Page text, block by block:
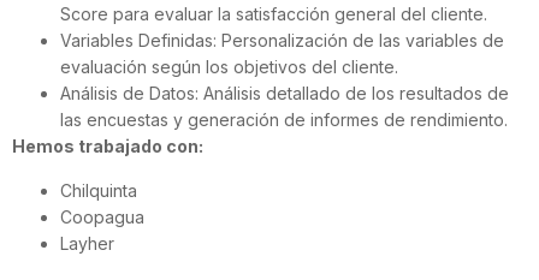
Score para evaluar la satisfacción general del cliente.
Variables Definidas: Personalización de las variables de
evaluación según los objetivos del cliente.
Análisis de Datos: Análisis detallado de los resultados de
las encuestas y generación de informes de rendimiento.
Hemos trabajado con:
Chilquinta
Coopagua
Layher